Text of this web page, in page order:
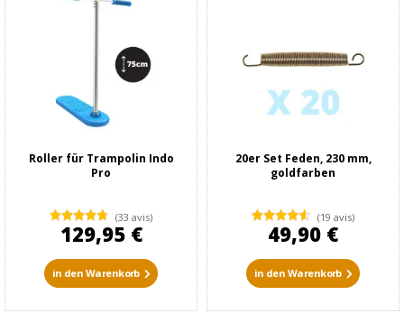
Roller für Trampolin Indo
Pro
(33 avis)
129,95 €
in den Warenkorb
20er Set Feden, 230 mm,
goldfarben
(19 avis)
49,90 €
in den Warenkorb